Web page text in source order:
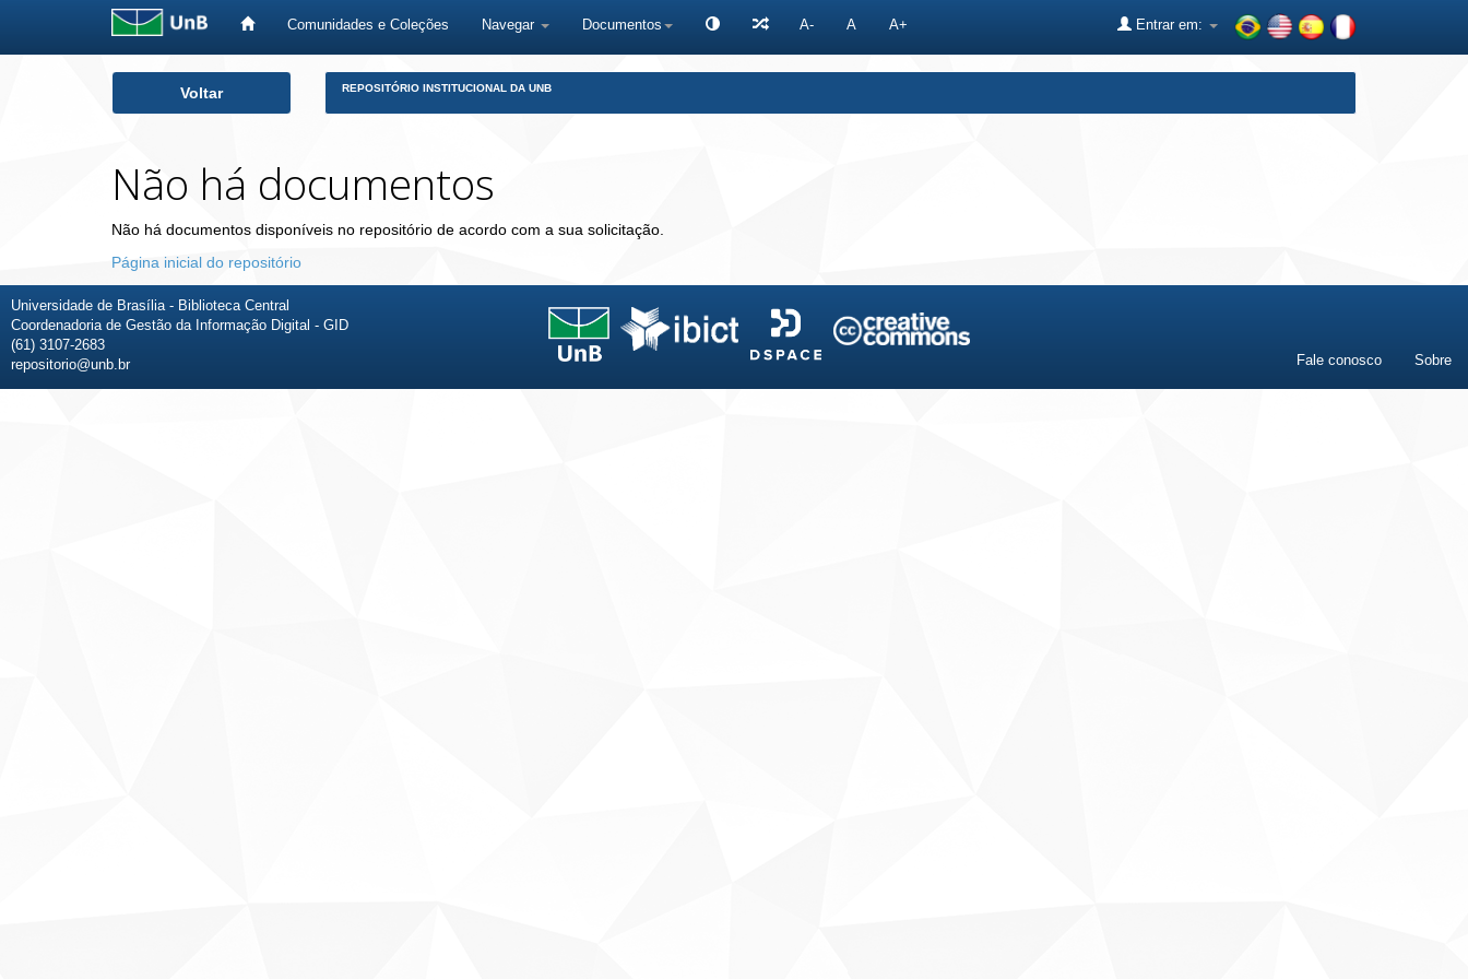
Comunidades e Coleções Navegar Documentos A- A A+ Entrar em:
Voltar REPOSITÓRIO INSTITUCIONAL DA UNB
Não há documentos
Não há documentos disponíveis no repositório de acordo com a sua solicitação.
Página inicial do repositório
Universidade de Brasília - Biblioteca Central
Coordenadoria de Gestão da Informação Digital - GID
(61) 3107-2683
repositorio@unb.br
Fale conosco Sobre